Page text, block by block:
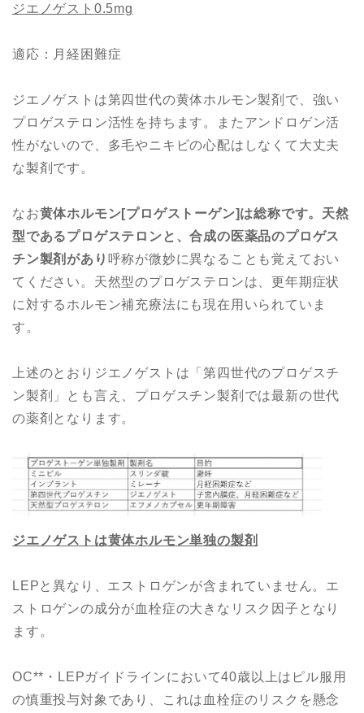
ジエノゲスト 0.5mg
適応：月経困難症
ジエノゲストは第四世代の黄体ホルモン製剤で、強い
プロゲステロン活性を持ちます。またアンドロゲン活
性がないので、多毛やニキビの心配はしなくて大丈夫
な製剤です。
なお黄体ホルモン[プロゲストーゲン]は総称です。天然
型であるプロゲステロンと、合成の医薬品のプロゲス
チン製剤があり 呼称が微妙に異なることも覚えておい
てください。天然型のプロゲステロンは、更年期症状
に対するホルモン補充療法にも現在用いられていま
す。
上述のとおりジエノゲストは「第四世代のプロゲスチ
ン製剤」とも言え、プロゲスチン製剤では最新の世代
の薬剤となります。
ジエノゲストは黄体ホルモン単独の製剤
LEPと異なり、エストロゲンが含まれていません。エ
ストロゲンの成分が血栓症の大きなリスク因子となり
ます。
OC**・LEPガイドラインにおいて40歳以上はピル服用
の慎重投与対象であり、これは血栓症のリスクを懸念